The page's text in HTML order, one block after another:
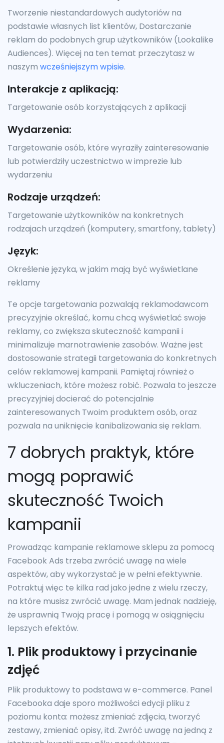
Tworzenie niestandardowych audytoriów na
podstawie własnych list klientów, Dostarczanie
reklam do podobnych grup użytkowników (Lookalike
Audiences). Więcej na ten temat przeczytasz w
naszym wcześniejszym wpisie.
Interakcje z aplikacją:
Targetowanie osób korzystających z aplikacji
Wydarzenia:
Targetowanie osób, które wyraziły zainteresowanie
lub potwierdziły uczestnictwo w imprezie lub
wydarzeniu
Rodzaje urządzeń:
Targetowanie użytkowników na konkretnych
rodzajach urządzeń (komputery, smartfony, tablety)
Język:
Określenie języka, w jakim mają być wyświetlane
reklamy
Te opcje targetowania pozwalają reklamodawcom
precyzyjnie określać, komu chcą wyświetlać swoje
reklamy, co zwiększa skuteczność kampanii i
minimalizuje marnotrawienie zasobów. Ważne jest
dostosowanie strategii targetowania do konkretnych
celów reklamowej kampanii. Pamiętaj również o
wkluczeniach, które możesz robić. Pozwala to jeszcze
precyzyjniej docierać do potencjalnie
zainteresowanych Twoim produktem osób, oraz
pozwala na uniknięcie kanibalizowania się reklam.
7 dobrych praktyk, które
mogą poprawić
skuteczność Twoich
kampanii
Prowadząc kampanie reklamowe sklepu za pomocą
Facebook Ads trzeba zwrócić uwagę na wiele
aspektów, aby wykorzystać je w pełni efektywnie.
Potraktuj więc te kilka rad jako jedne z wielu rzeczy,
na które musisz zwrócić uwagę. Mam jednak nadzieję,
że usprawnią Twoją pracę i pomogą w osiągnięciu
lepszych efektów.
1. Plik produktowy i przycinanie
zdjęć
Plik produktowy to podstawa w e-commerce. Panel
Facebooka daje sporo możliwości edycji pliku z
poziomu konta: możesz zmieniać zdjęcia, tworzyć
zestawy, zmieniać opisy, itd. Zwróć uwagę na jedną z